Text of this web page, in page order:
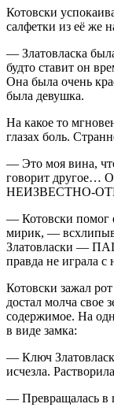
Котовски
салфетки из её же
— Златовласка
будто ставит он
Она была очень
была девушка.
На какое то
глазах боль.
— Это моя вина,
говорит другое…
НЕИЗВЕСТНО-
— Котовски помог
мирик, —
Златовласки —
правда не играла
Котовски зажал
достал молча свое
содержимое. На
в виде замка:
— Ключ
исчезла.
— Превращалась в